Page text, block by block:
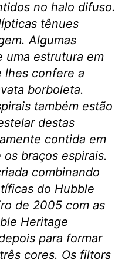
no halo difuso.
tênues
Algumas
uma estrutura em
lhes confere a
borboleta.
também estão
destas
contida em
braços espirais.
combinando
do Hubble
de 2005 com as
Heritage
para formar
cores. Os filtors